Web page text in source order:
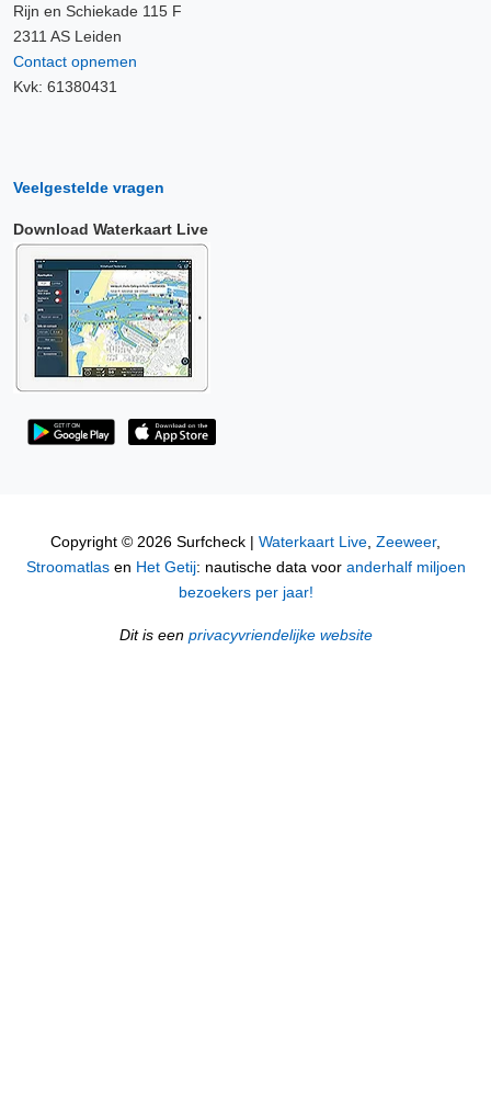
Rijn en Schiekade 115 F
2311 AS Leiden
Contact opnemen
Kvk: 61380431
Veelgestelde vragen
Download Waterkaart Live
Copyright © 2026 Surfcheck | Waterkaart Live, Zeeweer,
Stroomatlasen Het Getij: nautische data voor anderhalf miljoen
bezoekers per jaar!
Dit is een privacyvriendelijke website